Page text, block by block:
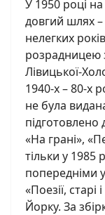
У 1950 році
довгий шлях
нелегких
розрадницею
Лівицької-
1940-х – 80-х
не була
підготовлено
«На грані»,
тільки у 1985
попередніми
«Поезії,
Йорку. За